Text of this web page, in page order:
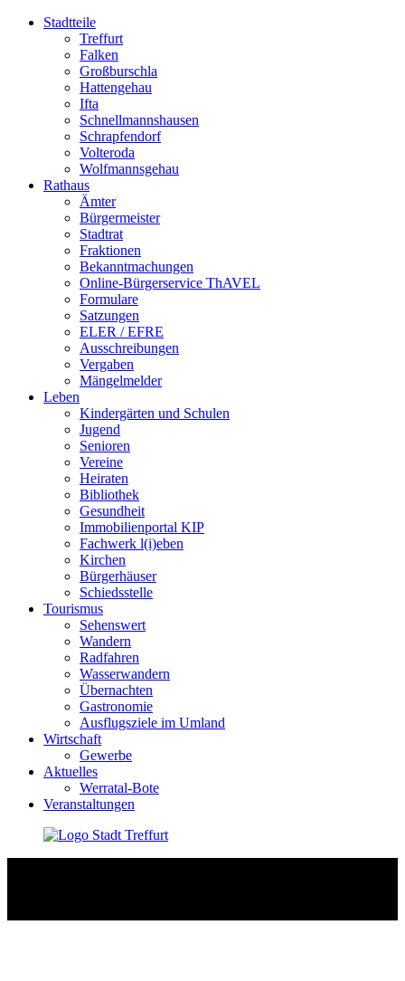
Stadtteile
Treffurt
Falken
Großburschla
Hattengehau
Ifta
Schnellmannshausen
Schrapfendorf
Volteroda
Wolfmannsgehau
Rathaus
Ämter
Bürgermeister
Stadtrat
Fraktionen
Bekanntmachungen
Online-Bürgerservice ThAVEL
Formulare
Satzungen
ELER / EFRE
Ausschreibungen
Vergaben
Mängelmelder
Leben
Kindergärten und Schulen
Jugend
Senioren
Vereine
Heiraten
Bibliothek
Gesundheit
Immobilienportal KIP
Fachwerk l(i)eben
Kirchen
Bürgerhäuser
Schiedsstelle
Tourismus
Sehenswert
Wandern
Radfahren
Wasserwandern
Übernachten
Gastronomie
Ausflugsziele im Umland
Wirtschaft
Gewerbe
Aktuelles
Werratal-Bote
Veranstaltungen